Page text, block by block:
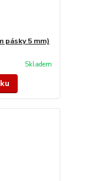
pásky 5 mm)
Skladem